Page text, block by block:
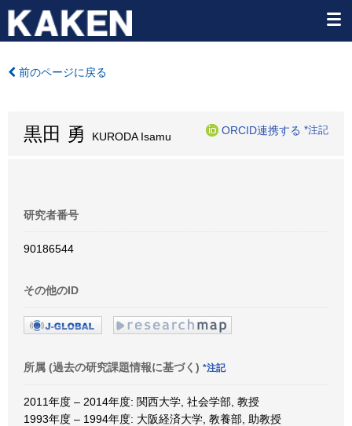
前のページに戻る
黒田 勇 KURODA Isamu
ORCID連携する *注記
研究者番号
90186544
その他のID
所属 (過去の研究課題情報に基づく) *注記
2011年度 – 2014年度: 関西大学, 社会学部, 教授
1993年度 – 1994年度: 大阪経済大学, 教養部, 助教授